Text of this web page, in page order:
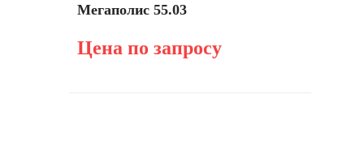
Мегаполис 55.03
Цена по запросу